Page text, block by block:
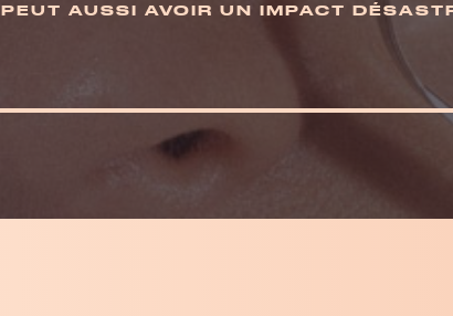
PEUT AUSSI AVOIR UN IMPACT